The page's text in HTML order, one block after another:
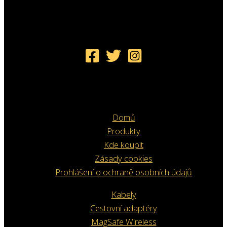
Domů
Produkty
Kde koupit
Zásady cookies
Prohlášení o ochraně osobních údajů
Kabely
Cestovní adaptéry
MagSafe Wireless